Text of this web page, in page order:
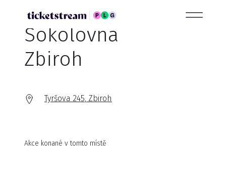
Sokolovna
Zbiroh
Tyršova 245, Zbiroh
Akce konané v tomto místě